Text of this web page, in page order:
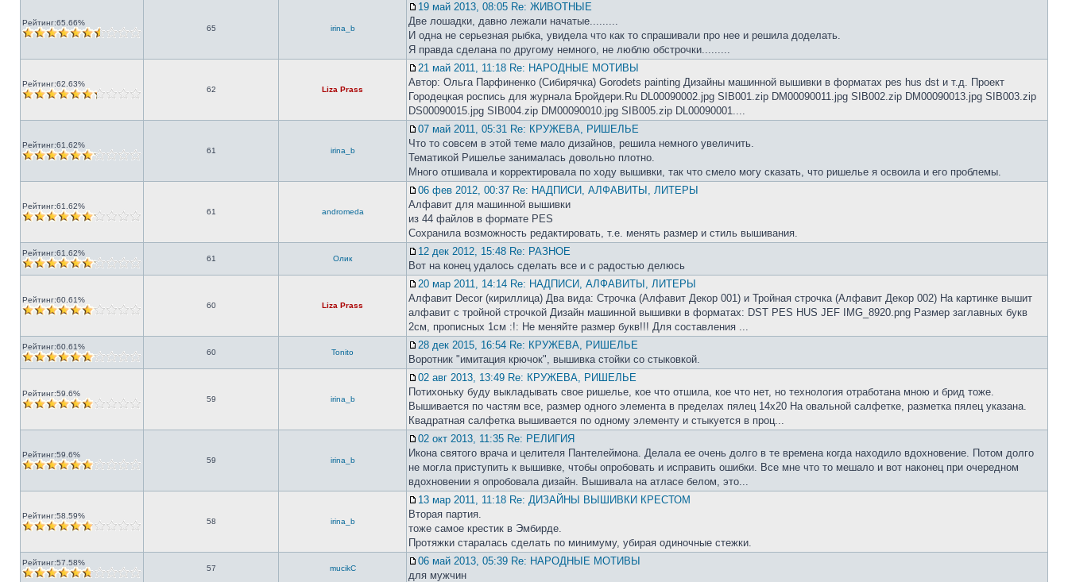
Рейтинг:65.66%
65 irina_b
19 май 2013, 08:05 Re: ЖИВОТНЫЕ
Две лошадки, давно лежали начатые.........
И одна не серьезная рыбка, увидела что как то спрашивали про нее и решила доделать.
Я правда сделана по другому немного, не люблю обстрочки.........
Рейтинг:62.63%
62 Liza Prass
21 май 2011, 11:18 Re: НАРОДНЫЕ МОТИВЫ
Автор: Ольга Парфиненко (Сибирячка) Gorodets painting Дизайны машинной вышивки в форматах pes hus dst и т.д. Проект
Городецкая роспись для журнала Бройдери.Ru DL00090002.jpg SIB001.zip DM00090011.jpg SIB002.zip DM00090013.jpg SIB003.zip
DS00090015.jpg SIB004.zip DM00090010.jpg SIB005.zip DL00090001....
Рейтинг:61.62%
61 irina_b
07 май 2011, 05:31 Re: КРУЖЕВА, РИШЕЛЬЕ
Что то совсем в этой теме мало дизайнов, решила немного увеличить.
Тематикой Ришелье занималась довольно плотно.
Много отшивала и корректировала по ходу вышивки, так что смело могу сказать, что ришелье я освоила и его проблемы.
Рейтинг:61.62%
61 andromeda
06 фев 2012, 00:37 Re: НАДПИСИ, АЛФАВИТЫ, ЛИТЕРЫ
Алфавит для машинной вышивки
из 44 файлов в формате PES
Сохранила возможность редактировать, т.е. менять размер и стиль вышивания.
Рейтинг:61.62%
61 Олик
12 дек 2012, 15:48 Re: РАЗНОЕ
Вот на конец удалось сделать все и с радостью делюсь
Рейтинг:60.61%
60 Liza Prass
20 мар 2011, 14:14 Re: НАДПИСИ, АЛФАВИТЫ, ЛИТЕРЫ
Алфавит Decor (кириллица) Два вида: Строчка (Алфавит Декор 001) и Тройная строчка (Алфавит Декор 002) На картинке вышит
алфавит с тройной строчкой Дизайн машинной вышивки в форматах: DST PES HUS JEF IMG_8920.png Размер заглавных букв
2см, прописных 1см :!: Не меняйте размер букв!!! Для составления ...
Рейтинг:60.61%
60 Tonito
28 дек 2015, 16:54 Re: КРУЖЕВА, РИШЕЛЬЕ
Воротник "имитация крючок", вышивка стойки со стыковкой.
Рейтинг:59.6%
59 irina_b
02 авг 2013, 13:49 Re: КРУЖЕВА, РИШЕЛЬЕ
Потихоньку буду выкладывать свое ришелье, кое что отшила, кое что нет, но технология отработана мною и брид тоже.
Вышивается по частям все, размер одного элемента в пределах пялец 14х20 На овальной салфетке, разметка пялец указана.
Квадратная салфетка вышивается по одному элементу и стыкуется в проц...
Рейтинг:59.6%
59 irina_b
02 окт 2013, 11:35 Re: РЕЛИГИЯ
Икона святого врача и целителя Пантелеймона. Делала ее очень долго в те времена когда находило вдохновение. Потом долго
не могла приступить к вышивке, чтобы опробовать и исправить ошибки. Все мне что то мешало и вот наконец при очередном
вдохновении я опробовала дизайн. Вышивала на атласе белом, это...
Рейтинг:58.59%
58 irina_b
13 мар 2011, 11:18 Re: ДИЗАЙНЫ ВЫШИВКИ КРЕСТОМ
Вторая партия.
тоже самое крестик в Эмбирде.
Протяжки старалась сделать по минимуму, убирая одиночные стежки.
Рейтинг:57.58%
57 mucikC
06 май 2013, 05:39 Re: НАРОДНЫЕ МОТИВЫ
для мужчин